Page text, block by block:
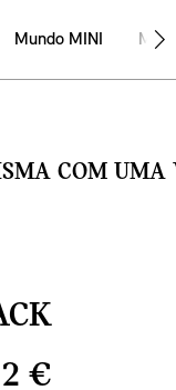
Mundo MINI MINI
COM
€